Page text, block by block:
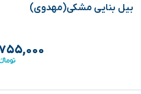
بیل بنایی مشکی(مهدوی)